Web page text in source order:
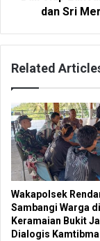
dan Sri
Related
Wakapolsek
Sambangi Warga
Keramaian Bukit
Dialogis